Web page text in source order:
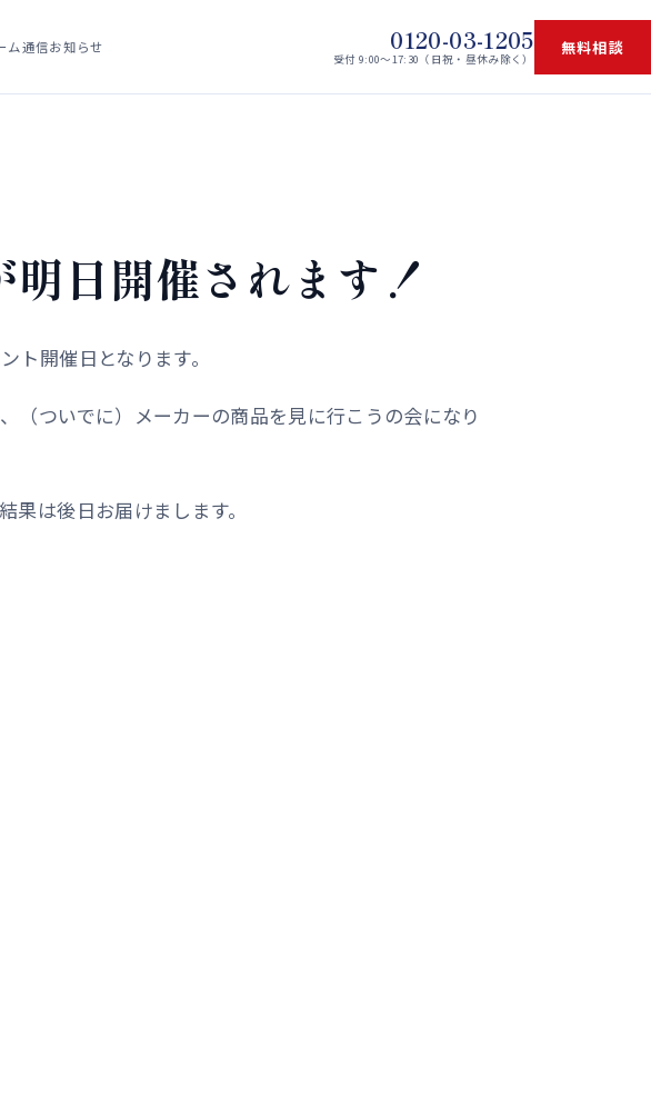
ム通信お知らせ 0120-03-1205
受付 9:00〜17:30（日祝・昼休み除く）
無料相談
日開催されます！
ト開催日となります。
（ついでに）メーカーの商品を見に行こうの会になり
は後日お届けまします。